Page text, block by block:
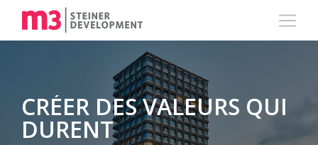
CRÉER DES VALEURS QUI
DURENT